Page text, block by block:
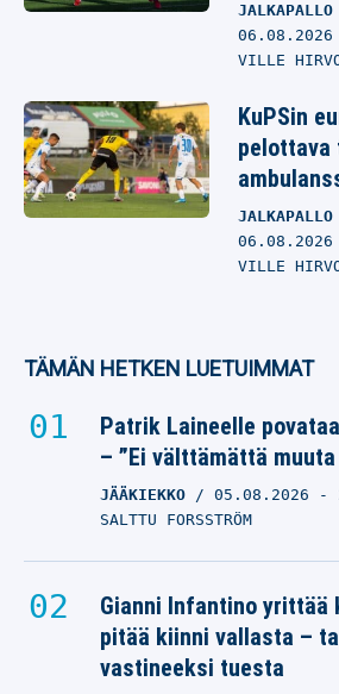
JALKAPALLO
06.08.2026
VILLE
KuPSin
pelottava
JALKAPALLO
06.08.2026
VILLE
TÄMÄN HETKEN LUETUIMMAT
Patrik Laineelle
– ”Ei välttämättä
JÄÄKIEKKO 05.08.2026 -
SALTTU FORSSTRÖM
Gianni Infantino yrittää
pitää kiinni vallasta –
vastineeksi tuesta